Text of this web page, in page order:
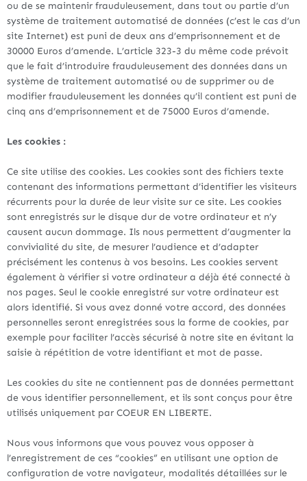
ou de se maintenir frauduleusement, dans tout ou partie d’un
système de traitement automatisé de données (c’est le cas d’un
site Internet) est puni de deux ans d’emprisonnement et de
30000 Euros d’amende. L’article 323-3 du même code prévoit
que le fait d’introduire frauduleusement des données dans un
système de traitement automatisé ou de supprimer ou de
modifier frauduleusement les données qu’il contient est puni de
cinq ans d’emprisonnement et de 75000 Euros d’amende.
Les cookies :
Ce site utilise des cookies. Les cookies sont des fichiers texte
contenant des informations permettant d’identifier les visiteurs
récurrents pour la durée de leur visite sur ce site. Les cookies
sont enregistrés sur le disque dur de votre ordinateur et n’y
causent aucun dommage. Ils nous permettent d’augmenter la
convivialité du site, de mesurer l’audience et d’adapter
précisément les contenus à vos besoins. Les cookies servent
également à vérifier si votre ordinateur a déjà été connecté à
nos pages. Seul le cookie enregistré sur votre ordinateur est
alors identifié. Si vous avez donné votre accord, des données
personnelles seront enregistrées sous la forme de cookies, par
exemple pour faciliter l’accès sécurisé à notre site en évitant la
saisie à répétition de votre identifiant et mot de passe.
Les cookies du site ne contiennent pas de données permettant
de vous identifier personnellement, et ils sont conçus pour être
utilisés uniquement par COEUR EN LIBERTE.
Nous vous informons que vous pouvez vous opposer à
l’enregistrement de ces “cookies” en utilisant une option de
configuration de votre navigateur, modalités détaillées sur le